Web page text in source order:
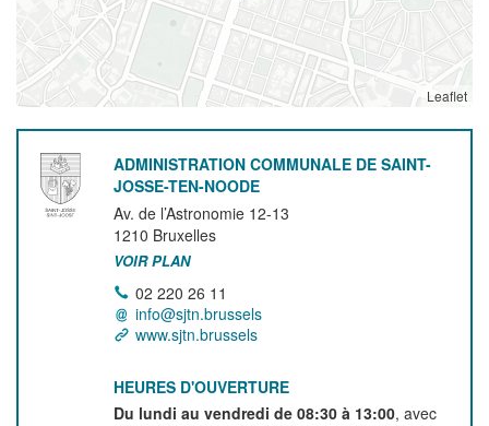
Leaflet
ADMINISTRATION COMMUNALE DE SAINT-
JOSSE-TEN-NOODE
Av. de l’Astronomie 12-13
1210 Bruxelles
VOIR PLAN
02 220 26 11
info@sjtn.brussels
www.sjtn.brussels
HEURES D'OUVERTURE
Du lundi au vendredi de 08:30 à 13:00, avec